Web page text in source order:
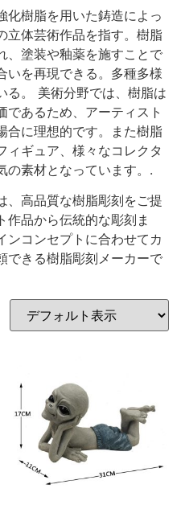
化樹脂を用いた鋳造によっ
立体芸術作品を指す。樹脂
、塗装や釉薬を施すことで
いを再現できる。多種多様
る。 美術分野では、樹脂は
であるため、アーティスト
合に理想的です。また樹脂
ィギュア、様々なコレクタ
の素材となっています。.
、高品質な樹脂彫刻をご提
作品から伝統的な彫刻ま
ンコンセプトに合わせてカ
できる樹脂彫刻メーカーで